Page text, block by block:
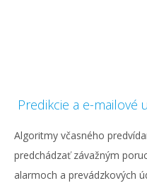
Predikcie a e-mailové
Algoritmy včasného
predchádzať závažným
alarmoch a prevádzkových